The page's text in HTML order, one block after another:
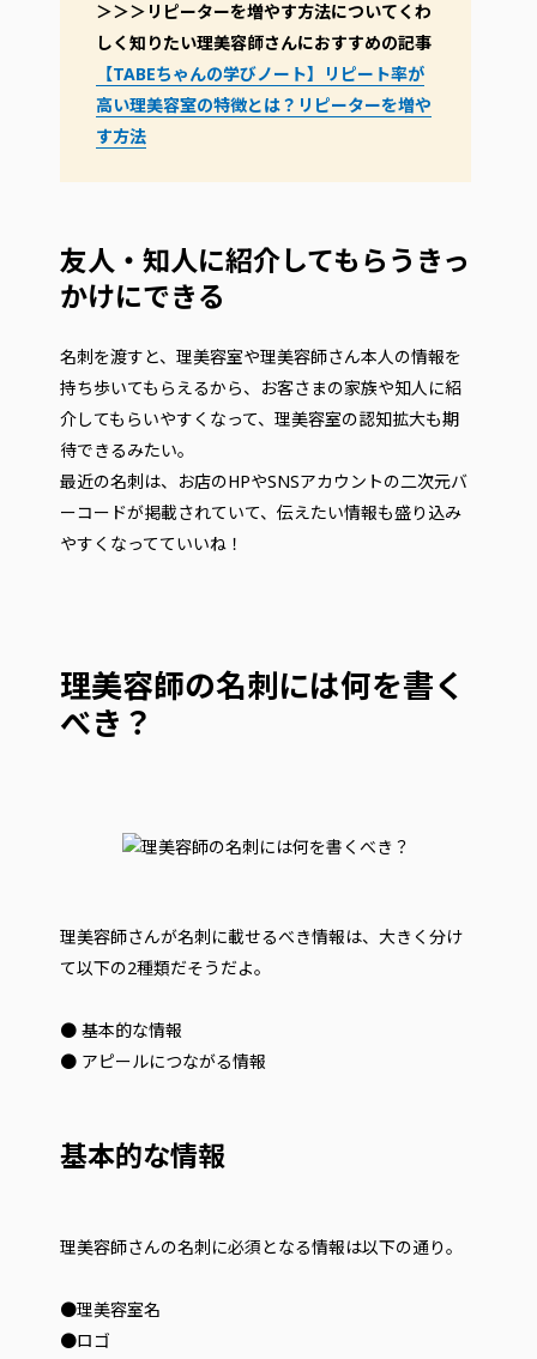
＞＞＞リピーターを増やす方法についてくわ
しく知りたい理美容師さんにおすすめの記事
【TABEちゃんの学びノート】リピート率が
高い理美容室の特徴とは？リピーターを増や
す方法
友人・知人に紹介してもらうきっ
かけにできる
名刺を渡すと、理美容室や理美容師さん本人の情報を
持ち歩いてもらえるから、お客さまの家族や知人に紹
介してもらいやすくなって、理美容室の認知拡大も期
待できるみたい。
最近の名刺は、お店のHPやSNSアカウントの二次元バ
ーコードが掲載されていて、伝えたい情報も盛り込み
やすくなってていいね！
理美容師の名刺には何を書く
べき？
理美容師さんが名刺に載せるべき情報は、大きく分け
て以下の2種類だそうだよ。
● 基本的な情報
● アピールにつながる情報
基本的な情報
理美容師さんの名刺に必須となる情報は以下の通り。
●理美容室名
●ロゴ